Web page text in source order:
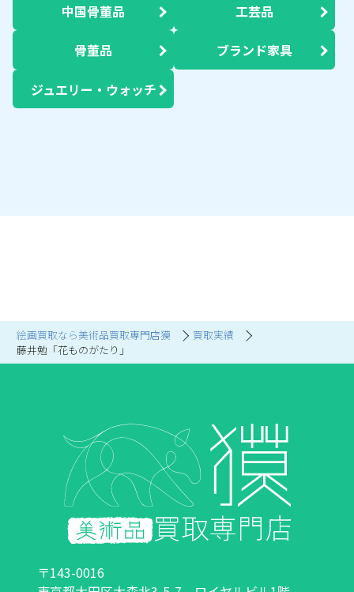
絵画買取なら美術品買取専門店獏
買取実績
藤井勉「花ものがたり」
中国骨董品 工芸品
骨董品 ブランド家具
ジュエリー・ウォッチ
〒143-0016